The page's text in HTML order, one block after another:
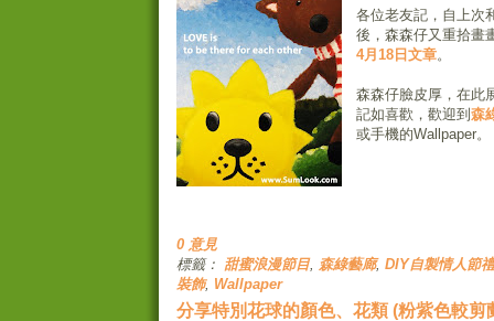
各位老友記，自上次
後，森森仔又重拾畫
4月18日文章。
森森仔臉皮厚，在此
記如喜歡，歡迎到森
或手機的Wallpaper。
0 意見
標籤： 甜蜜浪漫節目, 森綠藝廊, DIY自製情人節
裝飾, Wallpaper
分享特別花球的顏色、花類 (粉紫色較剪